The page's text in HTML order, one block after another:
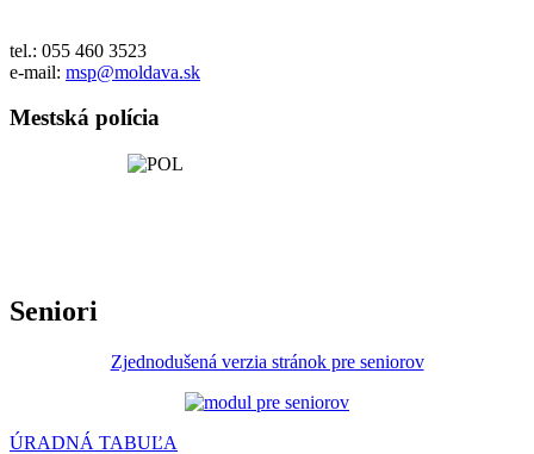
tel.: 055 460 3523
e-mail: msp@moldava.sk
Mestská polícia
Seniori
Zjednodušená verzia stránok pre seniorov
ÚRADNÁ TABUĽA